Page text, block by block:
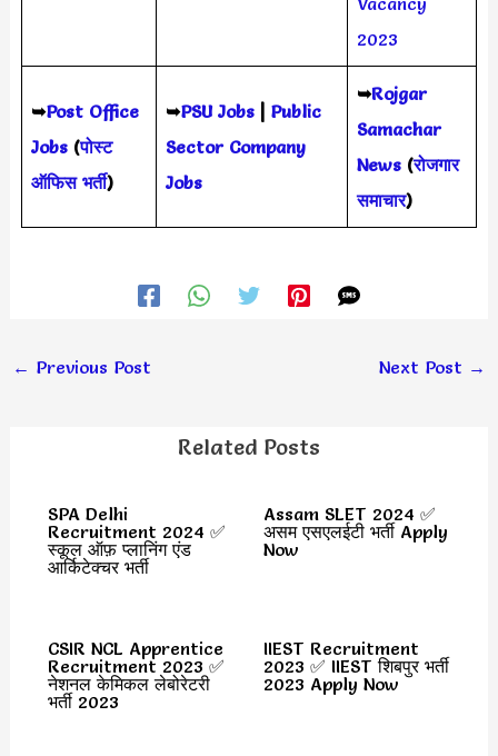
2023
➥Post Office
Jobs(पोस्ट
ऑफिस भर्ती)
➥PSU Jobs| Public
Sector Company
Jobs
➥Rojgar
Samachar
News(रोजगार
समाचार)
← Previous Post Next Post →
Related Posts
SPA Delhi
Recruitment 2024 ✅
स्कूल ऑफ़ प्लानिंग एंड
आर्किटेक्चर भर्ती
Assam SLET 2024 ✅
असम एसएलईटी भर्ती Apply
Now
CSIR NCL Apprentice
Recruitment 2023 ✅
नेशनल केमिकल लेबोरेटरी
भर्ती 2023
IIEST Recruitment
2023 ✅ IIEST शिबपुर भर्ती
2023 Apply Now